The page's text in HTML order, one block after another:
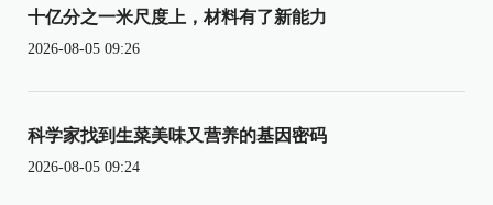
十亿分之一米尺度上，材料有了新能力
2026-08-05 09:26
科学家找到生菜美味又营养的基因密码
2026-08-05 09:24